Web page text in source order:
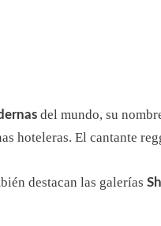
del mundo, su
hoteleras. El cantante
destacan las galerías